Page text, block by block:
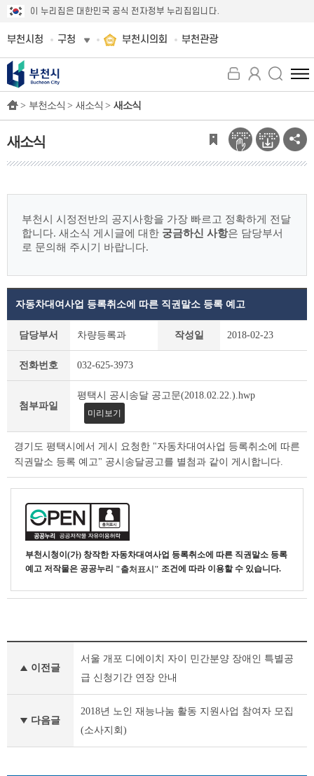
이 누리집은 대한민국 공식 전자정부 누리집입니다.
부천시청 구청 부천시의회 부천관광
전
체
뉴
보
기
> 부천소식 > 새소식 > 새소식
새소식
부천시 시정전반의 공지사항을 가장 빠르고 정확하게 전달
합니다. 새소식 게시글에 대한 궁금하신 사항은 담당부서
로 문의해 주시기 바랍니다.
세
이
블
자동차대여사업 등록취소에 따른 직권말소 등록 예고
담당부서 차량등록과 작성일 2018-02-23
전화번호 032-625-3973
첨부파일
평택시 공시송달 공고문(2018.02.22.).hwp
미리보기
경기도 평택시에서 게시 요청한 "자동차대여사업 등록취소에 따른
직권말소 등록 예고" 공시송달공고를 별첨과 같이 게시합니다.
부천시청이(가) 창작한자동차대여사업 등록취소에 따른 직권말소 등록
예고 저작물은 공공누리 "출처표시" 조건에 따라 이용할 수 있습니다.
음
이전글
서울 개포 디에이치 자이 민간분양 장애인 특별공
급 신청기간 연장 안내
다음글
2018년 노인 재능나눔 활동 지원사업 참여자 모집
(소사지회)